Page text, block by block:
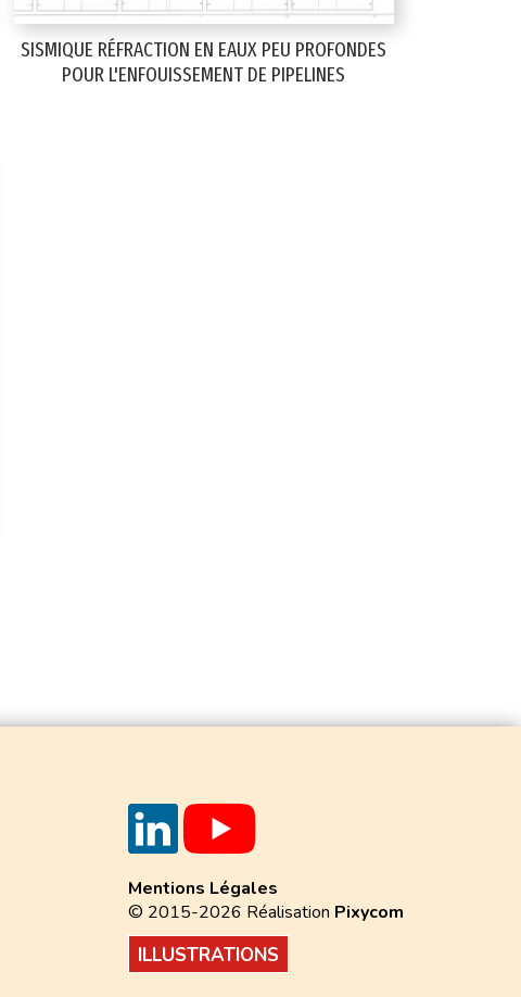
SISMIQUE RÉFRACTION EN EAUX PEU PROFONDES
POUR L'ENFOUISSEMENT DE PIPELINES
Mentions Légales
© 2015-2026 Réalisation Pixycom
ILLUSTRATIONS